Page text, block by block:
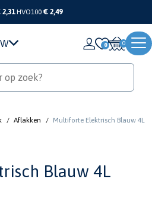
2,31 HVO100 € 2,49
0
/ Aflakken / Multiforte Elektrisch Blauw 4L
Blauw 4L